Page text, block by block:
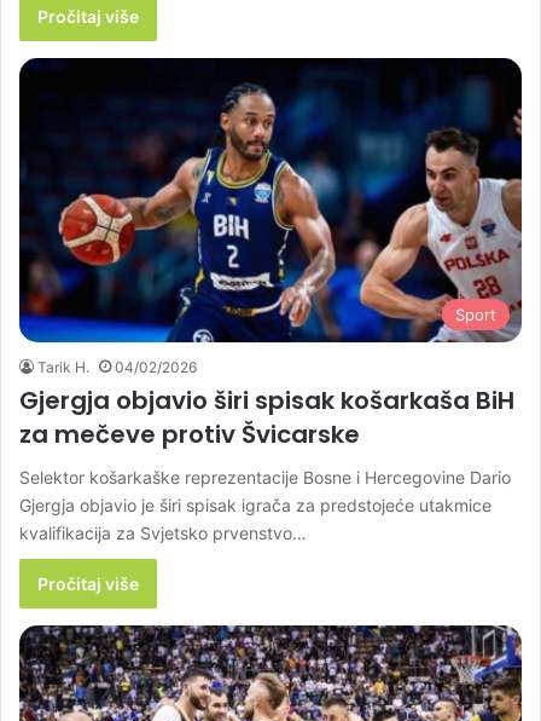
Pročitaj više
Sport
Tarik H. 04/02/2026
Gjergja objavio širi spisak košarkaša BiH
za mečeve protiv Švicarske
Selektor košarkaške reprezentacije Bosne i Hercegovine Dario
Gjergja objavio je širi spisak igrača za predstojeće utakmice
kvalifikacija za Svjetsko prvenstvo…
Pročitaj više